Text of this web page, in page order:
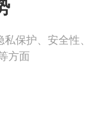
保护、安全性、
方面